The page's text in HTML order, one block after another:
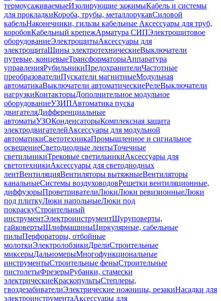
термоусаживаемыеИзолирующие зажимыКабель и системы
для прокладкиКороба, трубы, металлорукавСиловой
кабельНаконечники, гильзы кабельные Аксессуары для труб,
коробовКабельный крепежАрматура СИПЭлектрощитовое
оборудованиеЭлектрощитыАксессуары для
электрощитаШины электротехническиеВыключатели
путевые, концевыеТрансформаторыАппаратура
управленияРубильникиПредохранителиЧастотные
преобразователиПускатели магнитныеМодульная
автоматикаВыключатели автоматическиеРелеВыключатели
нагрузкиКонтакторыДополнительное модульное
оборудованиеУЗИПАвтоматика пуска
двигателяДифференциальные
автоматыУЗОКонденсаторыКомплексная защита
электродвигателейАксессуары для модульной
автоматикиСветотехникаПромышленное и сигнальное
освещениеСветодиодные лентыТочечные
светильникиТрековые светильникиАксессуары для
светотехникиАксессуары для светодиодных
лентВентиляцияВентиляторы вытяжныеВентиляторы
канальныеСистемы воздуховодовРешетки вентиляционные,
диффузорыПроветривателиЛюкиЛюки ревизионныеЛюки
под плиткуЛюки напольныеЛюки под
покраскуСтроительный
инструментЭлектроинструментШуруповерты,
гайковертыШлифмашиныЦиркулярные, сабельные
пилыПерфораторы, отбойные
молоткиЭлектролобзикиДрелиСтроительные
миксерыДальномерыМногофункциональные
инструментыСтроительные феныСтроительные
пистолетыФрезерыРубанки, стамески
электрическиеКраскопультыСтеплеры,
гвоздезабивателиЭлектрические ножницы, резакиНасадки для
электроинструментаАксессуары для